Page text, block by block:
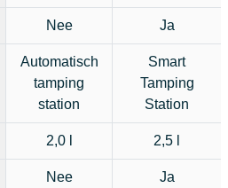
Nee Ja
Automatisch
tamping
station
Smart
Tamping
Station
2,0 l 2,5 l
Nee Ja